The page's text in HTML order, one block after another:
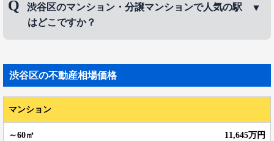
なっています。カリスマ美容師のいる有名店や、個人がアパート
の一室でやっている小規模なものまで、原宿・表参道周辺に数多
アは、恵比寿、代々木、初台 などです。
渋谷区のマンション・分譲マンションで人気の駅
はどこですか？
は、代々木上原駅、
渋谷区の不動産相場価格
マンション
11,645万円